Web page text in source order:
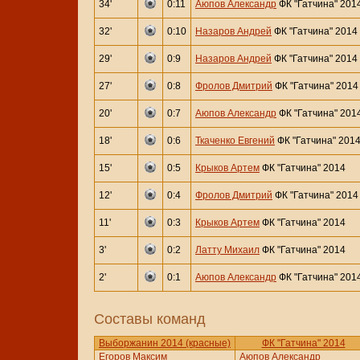
34' 0:11 Аюпов Александр ФК "Гатчина"
32' 0:10 Назаров Андрей ФК "Гатчина" 2014
29' 0:9 Назаров Андрей ФК "Гатчина" 2014
27' 0:8 Фролов Дмитрий ФК "Гатчина" 2014
20' 0:7 Аюпов Александр ФК "Гатчина"
18' 0:6 Ткаченко Евгений ФК "Гатчина" 2014
15' 0:5 Крыков Артем ФК "Гатчина" 2014
12' 0:4 Фролов Дмитрий ФК "Гатчина" 2014
11' 0:3 Крыков Артем ФК "Гатчина" 2014
3' 0:2 Латту Михаил ФК "Гатчина" 2014
2' 0:1 Аюпов Александр ФК "Гатчина"
Составы команд
Выборжанин 2014 (красные)
ФК "Гатчина" 2014
Егоров Максим
Аюпов Александр